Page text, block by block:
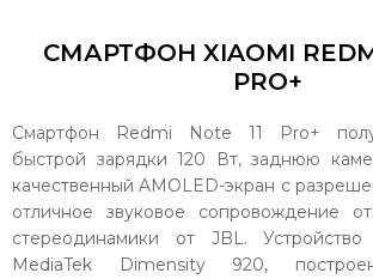
СМАРТФОН XIAOMI
PRO+
Смартфон Redmi Note 11 Pro+
быстрой зарядки 120 Вт, заднюю
качественный AMOLED-экран с
отличное звуковое сопровождение
стереодинамики от JBL. Устройство
MediaTek Dimensity 920,